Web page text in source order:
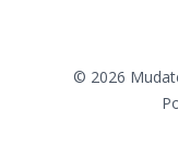
© 2026